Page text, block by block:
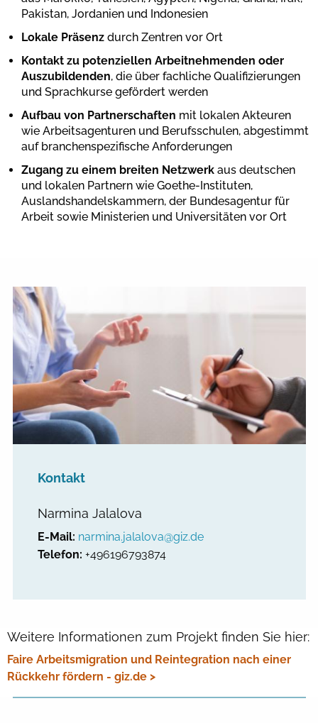
Pakistan, Jordanien und Indonesien
Lokale Präsenz durch Zentren vor Ort
Kontakt zu potenziellen Arbeitnehmenden oder
Auszubildenden, die über fachliche Qualifizierungen
und Sprachkurse gefördert werden
Aufbau von Partnerschaften mit lokalen Akteuren
wie Arbeitsagenturen und Berufsschulen, abgestimmt
auf branchenspezifische Anforderungen
Zugang zu einem breiten Netzwerk aus deutschen
und lokalen Partnern wie Goethe-Instituten,
Auslandshandelskammern, der Bundesagentur für
Arbeit sowie Ministerien und Universitäten vor Ort
Kontakt
Narmina Jalalova
E-Mail: narmina.jalalova@giz.de
Telefon: +496196793874
Weitere Informationen zum Projekt finden Sie hier:
Faire Arbeitsmigration und Reintegration nach einer
Rückkehr fördern - giz.de >